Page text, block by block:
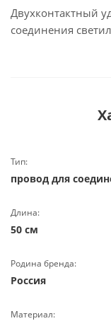
Двухконтактный
соединения
Тип:
провод для
Длина:
50 см
Родина бренда:
Россия
Материал: